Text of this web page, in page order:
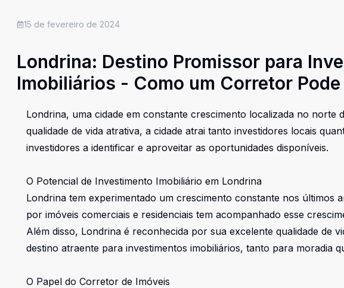
15 de fevereiro de 2024
Londrina: Destino Promissor para
Imobiliários - Como um Corretor
Londrina, uma cidade em constante crescimento localizada no
qualidade de vida atrativa, a cidade atrai tanto investidores locais
investidores a identificar e aproveitar as oportunidades disponíveis.
O Potencial de Investimento Imobiliário em Londrina
Londrina tem experimentado um crescimento constante nos
por imóveis comerciais e residenciais tem acompanhado esse
Além disso, Londrina é reconhecida por sua excelente qualidade de
destino atraente para investimentos imobiliários, tanto para moradia
O Papel do Corretor de Imóveis